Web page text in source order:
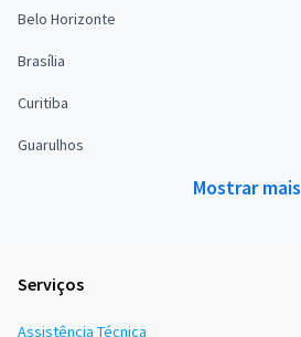
Belo Horizonte
Brasília
Curitiba
Guarulhos
Mostrar mais
Serviços
Assistência Técnica